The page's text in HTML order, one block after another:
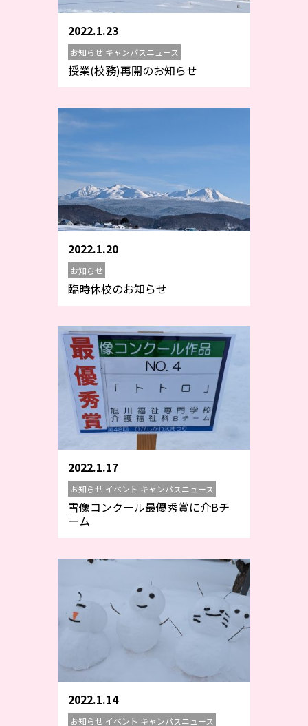
2022.1.23
お知らせ キャンパスニュース
授業(校務)再開のお知らせ
2022.1.20
お知らせ
臨時休校のお知らせ
2022.1.17
お知らせ イベント キャンパスニュース
雪像コンクール最優秀賞に介Bチ
ーム
2022.1.14
お知らせ イベント キャンパスニュース